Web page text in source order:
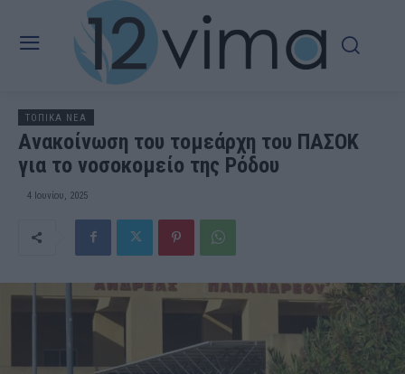
ΤΟΠΙΚΑ ΝΕΑ
Aνακοίνωση του τομεάρχη του ΠΑΣΟΚ
για το νοσοκομείο της Ρόδου
4 Ιουνίου, 2025